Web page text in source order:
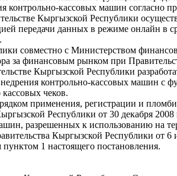
контрольно-кассовых машин согласно
Кыргызской Республики
передачи данных в режиме онлайн в
совместно с Министерством
за финансовым рынком при
Кыргызской Республики
контрольно-кассовых машин с
чеков.
применения, регистрации и
Республики от 30 декабря
разрешенных к использованию на
Кыргызской Республики от 6
1 настоящего постановления.